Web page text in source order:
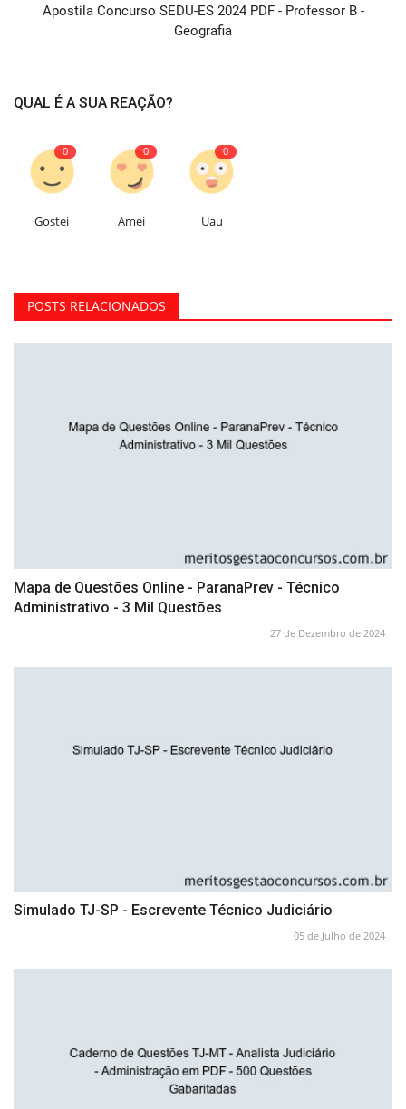
Apostila Concurso SEDU-ES 2024 PDF - Professor B -
Geografia
QUAL É A SUA REAÇÃO?
0
Gostei
0
Amei
0
Uau
POSTS RELACIONADOS
Mapa de Questões Online - ParanaPrev - Técnico
Administrativo - 3 Mil Questões
27 de Dezembro de 2024
Simulado TJ-SP - Escrevente Técnico Judiciário
05 de Julho de 2024